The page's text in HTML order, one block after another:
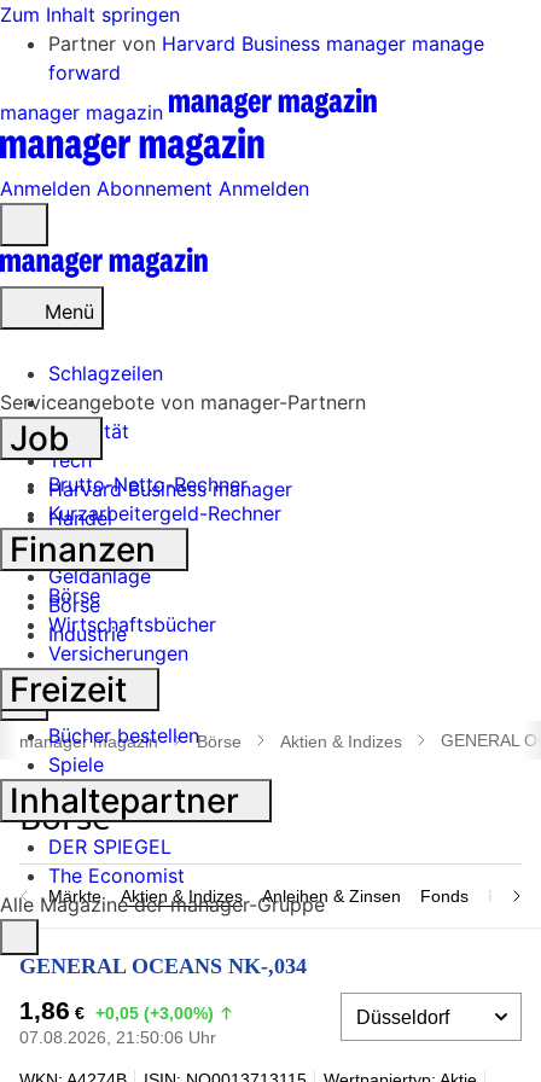
Zum Inhalt springen
Partner von Harvard Business manager manage
forward
manager magazin
Anmelden Abonnement Anmelden
öffnen
Menü
Schlagzeilen
Mobilität
Tech
Harvard Business manager
Handel
Banken
Geldanlage
Börse
Industrie
Suche
öffnen
manager magazin Börse Aktien & Indizes GENERAL
Märkte Aktien & Indizes Anleihen & Zinsen Fonds
GENERAL OCEANS NK-,034
1,86 € +0,05 (+3,00%)
07.08.2026, 21:50:06 Uhr
Serviceangebote von manager-Partnern
Job
Brutto-Netto-Rechner
Kurzarbeitergeld-Rechner
Finanzen
Börse
Wirtschaftsbücher
Versicherungen
Freizeit
Bücher bestellen
Spiele
Inhaltepartner
DER SPIEGEL
The Economist
Alle Magazine der manager-Gruppe